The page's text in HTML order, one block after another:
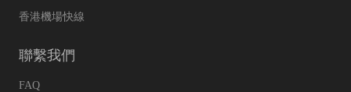
香港機場快線
聯繫我們
FAQ